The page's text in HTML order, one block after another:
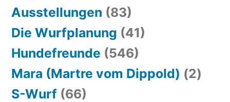
Ausstellungen (83)
Die Wurfplanung (41)
Hundefreunde (546)
Mara (Martre vom Dippold) (2)
S-Wurf (66)